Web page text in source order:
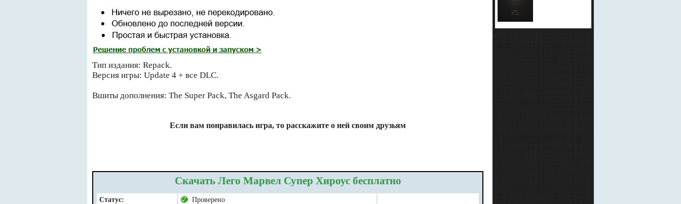
Тип издания: Repack.
Версия игры: Update 4 + все DLC.
Вшиты дополнения: The Super Pack, The Asgard Pack.
Если вам понравилась игра, то расскажите о ней своим друзьям
Скачать Лего Марвел Супер Хироус бесплатно
Статус: Проверено